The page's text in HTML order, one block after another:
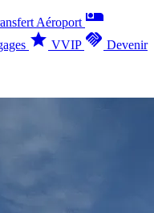
Aéroport airline_seat_individual_suite
star VVIP handshake Devenir